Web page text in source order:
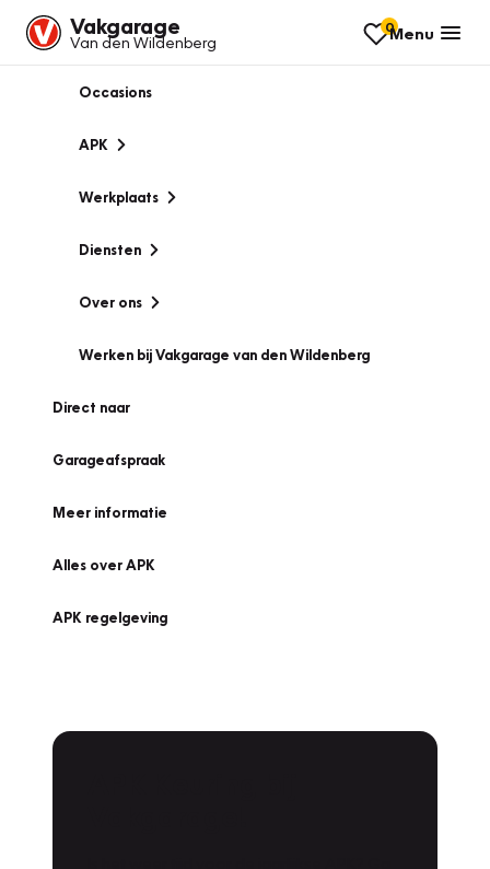
Vakgarage
Van den Wildenberg
0Menu
Occasions
APK
Werkplaats
Diensten
Over ons
Werken bij Vakgarage van den Wildenberg
Direct naar
Garageafspraak
Meer informatie
Alles over APK
APK regelgeving